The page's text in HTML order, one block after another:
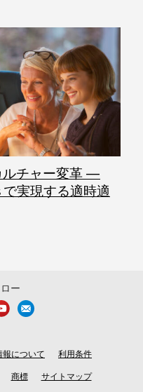
ルチャー変革 ―
で実現する適時適
ー
報について 利用条件
商標 サイトマップ